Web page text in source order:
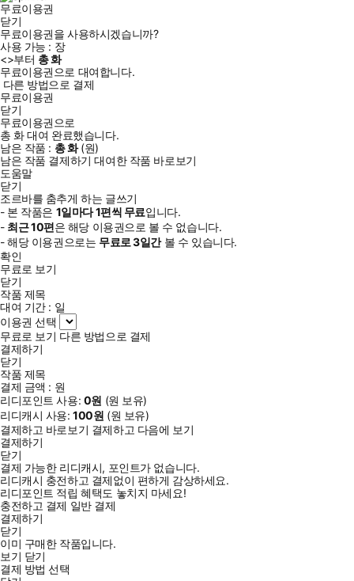
무료이용권
닫기
무료이용권을 사용하시겠습니까?
사용 가능 : 장
<>부터 총화
무료이용권으로 대여합니다.
다른 방법으로 결제
무료이용권
닫기
무료이용권으로
총 화대여 완료했습니다.
남은 작품 : 총화(원)
남은 작품 결제하기 대여한 작품 바로보기
도움말
닫기
조르바를 춤추게 하는 글쓰기
- 본 작품은 1일마다1편씩 무료입니다.
- 최근10편은 해당 이용권으로 볼 수 없습니다.
- 해당 이용권으로는 무료로3일간볼 수 있습니다.
확인
무료로 보기
닫기
작품 제목
대여 기간 : 일
이용권 선택
무료로 보기 다른 방법으로 결제
결제하기
닫기
작품 제목
결제 금액 : 원
리디포인트 사용: 0원 (원 보유)
리디캐시 사용:100원 (원 보유)
결제하고 바로보기 결제하고 다음에 보기
결제하기
닫기
결제 가능한 리디캐시, 포인트가 없습니다.
리디캐시 충전하고 결제없이 편하게 감상하세요.
리디포인트 적립 혜택도 놓치지 마세요!
충전하고 결제 일반 결제
결제하기
닫기
이미 구매한 작품입니다.
보기 닫기
결제 방법 선택